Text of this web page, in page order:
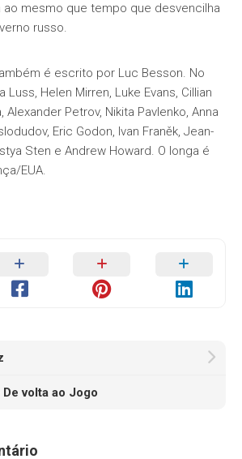
ao mesmo que tempo que desvencilha
russo.
é escrito por Luc Besson. No
Helen Mirren, Luke Evans, Cillian
Alexander Petrov, Nikita Pavlenko, Anna
Eric Godon, Ivan Franěk, Jean-
Sten e Andrew Howard. O longa é
EUA.
volta ao Jogo